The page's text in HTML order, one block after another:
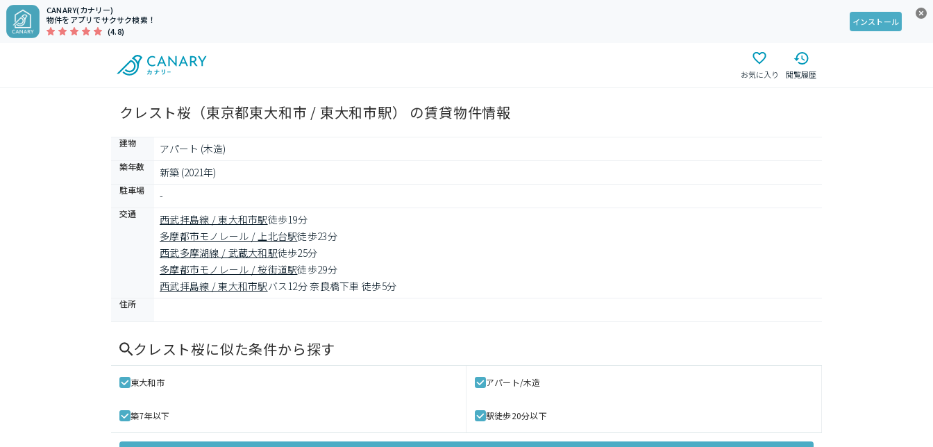
CANARY(カナリー)
物件をアプリでサクサク検索！
(4.8)
インストール
お気に入り 閲覧履歴
クレスト桜（東京都東大和市 / 東大和市駅） の賃貸物件情報
建物 アパート (木造)
築年数 新築 (2021年)
駐車場 -
交通 西武拝島線 / 東大和市駅徒歩19分
多摩都市モノレール / 上北台駅徒歩23分
西武多摩湖線 / 武蔵大和駅徒歩25分
多摩都市モノレール / 桜街道駅徒歩29分
西武拝島線 / 東大和市駅バス12分 奈良橋下車 徒歩5分
住所
クレスト桜に似た条件から探す
東大和市 アパート/木造
築7年以下 駅徒歩20分以下